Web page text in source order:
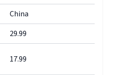
China
29.99
17.99